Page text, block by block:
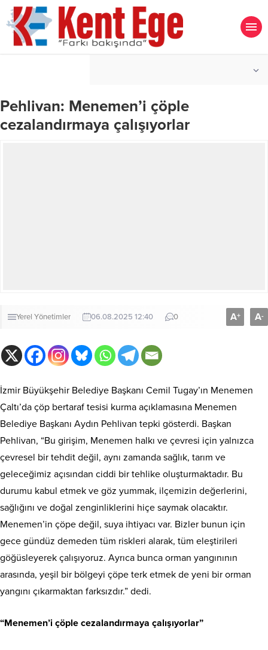
Pehlivan: Menemen’i çöple
cezalandırmaya çalışıyorlar
Yerel Yönetimler 06.08.2025 12:40 0 A+ A-
İzmir Büyükşehir Belediye Başkanı Cemil Tugay’ın Menemen
Çaltı’da çöp bertaraf tesisi kurma açıklamasına Menemen
Belediye Başkanı Aydın Pehlivan tepki gösterdi. Başkan
Pehlivan, “Bu girişim, Menemen halkı ve çevresi için yalnızca
çevresel bir tehdit değil, aynı zamanda sağlık, tarım ve
geleceğimiz açısından ciddi bir tehlike oluşturmaktadır. Bu
durumu kabul etmek ve göz yummak, ilçemizin değerlerini,
sağlığını ve doğal zenginliklerini hiçe saymak olacaktır.
Menemen’in çöpe değil, suya ihtiyacı var. Bizler bunun için
gece gündüz demeden tüm riskleri alarak, tüm eleştirileri
göğüsleyerek çalışıyoruz. Ayrıca bunca orman yangınının
arasında, yeşil bir bölgeyi çöpe terk etmek de yeni bir orman
yangını çıkarmaktan farksızdır.” dedi.
“Menemen’i çöple cezalandırmaya çalışıyorlar”